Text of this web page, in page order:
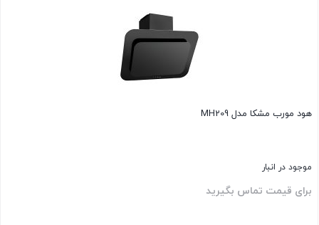
هود مورب مشکا مدل MH209
موجود در انبار
برای قیمت تماس بگیرید